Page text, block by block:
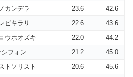
カンデラ 23.6
42.6
ビキラリ 22.6
43.6
ウホオズキ 22.0
44.2
シフォン 21.2
45.0
トソリスト 20.6
45.6